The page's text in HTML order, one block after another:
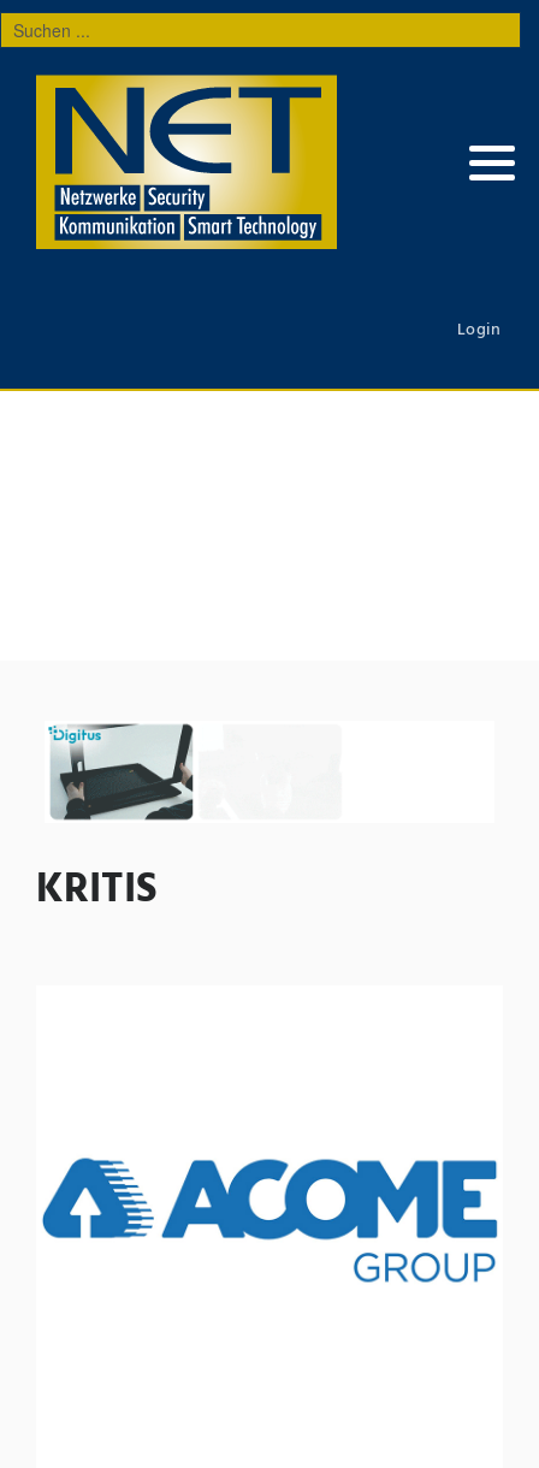
Suchen
...
Login
KRITIS